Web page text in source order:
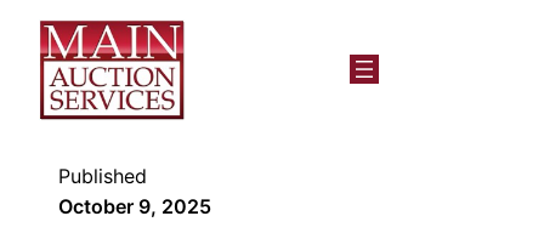
Published
October 9, 2025